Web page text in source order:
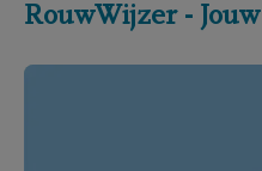
RouwWijzer -